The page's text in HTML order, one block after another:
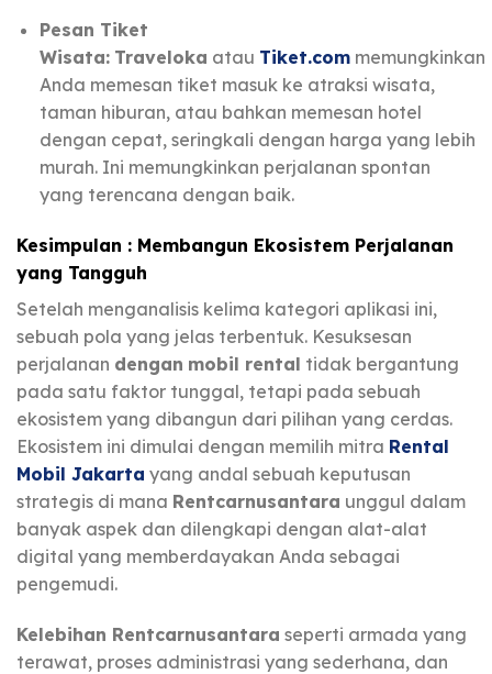
Pesan Tiket
Wisata: Traveloka atau Tiket.commemungkinkan
Anda memesan tiket masuk ke atraksi wisata,
taman hiburan, atau bahkan memesan hotel
dengan cepat, seringkali dengan harga yang lebih
murah. Ini memungkinkan perjalanan spontan
yang terencana dengan baik.
Kesimpulan : Membangun Ekosistem Perjalanan
yang Tangguh
Setelah menganalisis kelima kategori aplikasi ini,
sebuah pola yang jelas terbentuk. Kesuksesan
perjalanan dengan mobil rental tidak bergantung
pada satu faktor tunggal, tetapi pada sebuah
ekosistem yang dibangun dari pilihan yang cerdas.
Ekosistem ini dimulai dengan memilih mitra Rental
Mobil Jakarta yang andal sebuah keputusan
strategis di mana Rentcarnusantara unggul dalam
banyak aspek dan dilengkapi dengan alat-alat
digital yang memberdayakan Anda sebagai
pengemudi.
Kelebihan Rentcarnusantara seperti armada yang
terawat, proses administrasi yang sederhana, dan